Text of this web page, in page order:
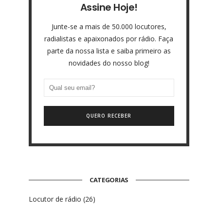
Assine Hoje!
Junte-se a mais de 50.000 locutores,
radialistas e apaixonados por rádio. Faça
parte da nossa lista e saiba primeiro as
novidades do nosso blog!
QUERO RECEBER
CATEGORIAS
Locutor de rádio (26)